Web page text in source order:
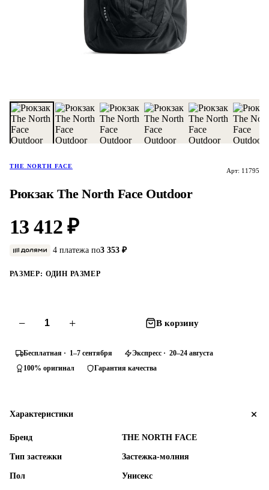
THE NORTH FACE
Арт: 11795
Рюкзак The North Face Outdoor
13 412 ₽
4 платежа по3 353 ₽
РАЗМЕР: ОДИН РАЗМЕР
− + В корзину
Бесплатная · 1–7 сентября
Экспресс · 20–24 августа
100% оригинал
Гарантия качества
Характеристики
Бренд THE NORTH FACE
Тип застежки Застежка-молния
Пол Унисекс